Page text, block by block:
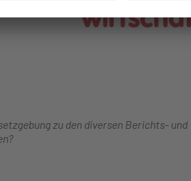
zu den diversen Berichts- und